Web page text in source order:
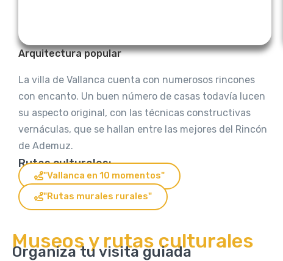
Arquitectura popular
La villa de Vallanca cuenta con numerosos rincones
con encanto. Un buen número de casas todavía lucen
su aspecto original, con las técnicas constructivas
vernáculas, que se hallan entre las mejores del Rincón
de Ademuz.
Rutas culturales:
"Vallanca en 10 momentos"
"Rutas murales rurales"
Museos y rutas culturales
Organiza tu visita guiada